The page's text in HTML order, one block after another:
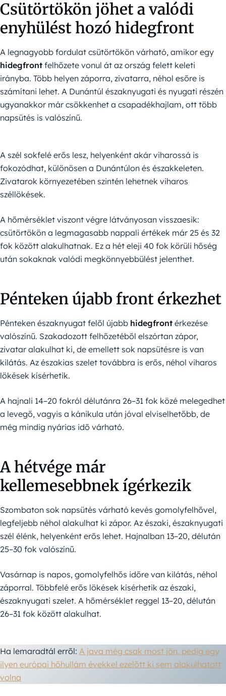
Csütörtökön jöhet a valódi
enyhülést hozó hidegfront
A legnagyobb fordulat csütörtökön várható, amikor egy
hidegfront felhőzete vonul át az ország felett keleti
irányba. Több helyen záporra, zivatarra, néhol esőre is
számítani lehet. A Dunántúl északnyugati és nyugati részén
ugyanakkor már csökkenhet a csapadékhajlam, ott több
napsütés is valószínű.
A szél sokfelé erős lesz, helyenként akár viharossá is
fokozódhat, különösen a Dunántúlon és északkeleten.
Zivatarok környezetében szintén lehetnek viharos
széllökések.
A hőmérséklet viszont végre látványosan visszaesik:
csütörtökön a legmagasabb nappali értékek már 25 és 32
fok között alakulhatnak. Ez a hét eleji 40 fok körüli hőség
után sokaknak valódi megkönnyebbülést jelenthet.
Pénteken újabb front érkezhet
Pénteken északnyugat felől újabb hidegfront érkezése
valószínű. Szakadozott felhőzetéből elszórtan zápor,
zivatar alakulhat ki, de emellett sok napsütésre is van
kilátás. Az északias szelet továbbra is erős, néhol viharos
lökések kísérhetik.
A hajnali 14–20 fokról délutánra 26–31 fok közé melegedhet
a levegő, vagyis a kánikula után jóval elviselhetőbb, de
még mindig nyárias idő várható.
A hétvége már
kellemesebbnek ígérkezik
Szombaton sok napsütés várható kevés gomolyfelhővel,
legfeljebb néhol alakulhat ki zápor. Az északi, északnyugati
szél élénk, helyenként erős lehet. Hajnalban 13–20, délután
25–30 fok valószínű.
Vasárnap is napos, gomolyfelhős időre van kilátás, néhol
záporral. Többfelé erős lökések kísérhetik az északi,
északnyugati szelet. A hőmérséklet reggel 13–20, délután
26–31 fok között alakulhat.
Ha lemaradtál erről: A java még csak most jön, pedig egy
ilyen európai hőhullám évekkel ezelőtt ki sem alakulhatott
volna